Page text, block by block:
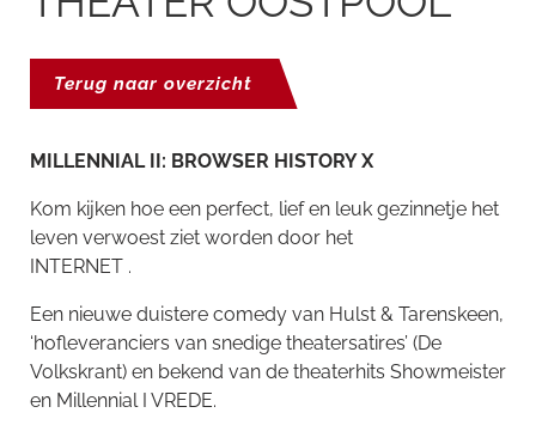
Terug naar overzicht
MILLENNIAL II: BROWSER HISTORY X
Kom kijken hoe een perfect, lief en leuk gezinnetje het
leven verwoest ziet worden door het
INTERNET .
Een nieuwe duistere comedy van Hulst & Tarenskeen,
‘hofleveranciers van snedige theatersatires’ (De
Volkskrant) en bekend van de theaterhits Showmeister
en Millennial I VREDE.